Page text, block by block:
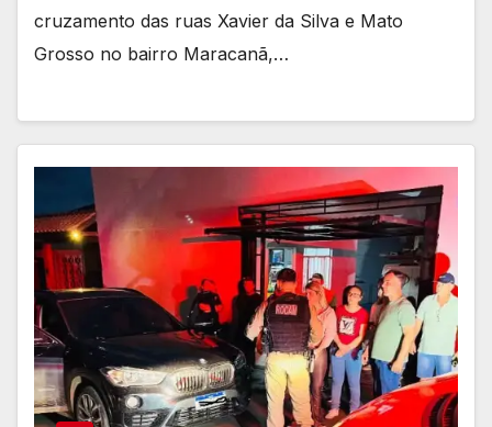
cruzamento das ruas Xavier da Silva e Mato
Grosso no bairro Maracanã,…